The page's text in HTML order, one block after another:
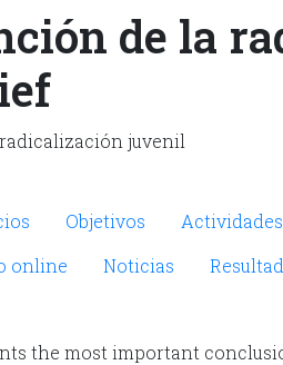
de la
Objetivos
online Noticias
the most important